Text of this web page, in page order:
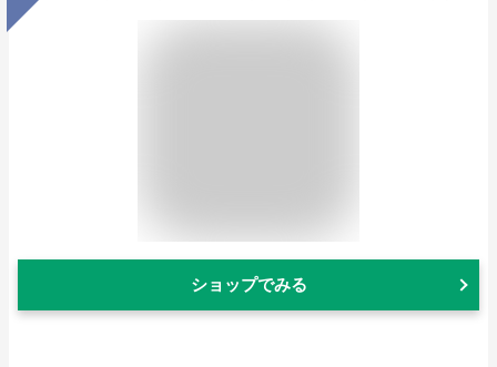
ショップでみる